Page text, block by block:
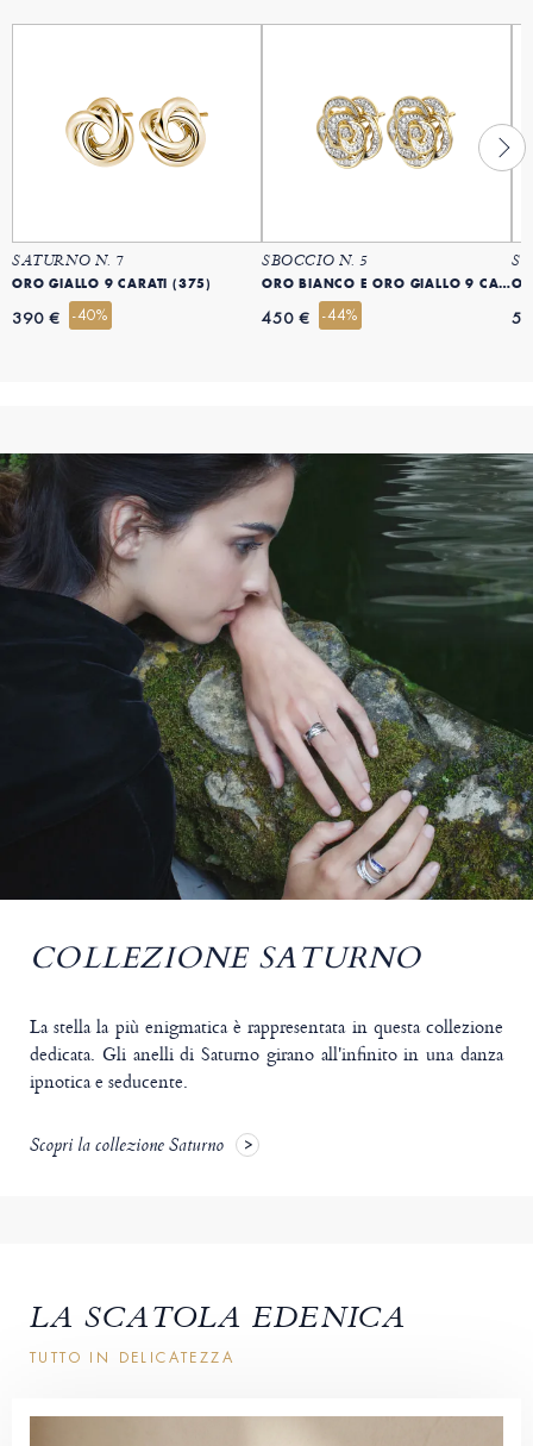
SATURNO N. 7
ORO GIALLO 9 CARATI (375)
390 € -40%
SBOCCIO N. 5
ORO BIANCO E ORO GIALLO 9 CARATI (375)
450 € -44%
COLLEZIONE SATURNO
La stella la più enigmatica è rappresentata in questa collezione
dedicata. Gli anelli di Saturno girano all'infinito in una danza
ipnotica e seducente.
Scopri la collezione Saturno
LA SCATOLA EDENICA
TUTTO IN DELICATEZZA